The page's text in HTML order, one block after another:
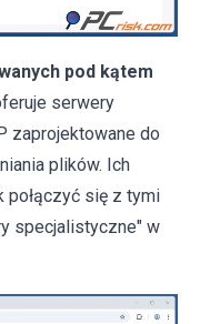
pod kątem
serwery
zaprojektowane do
plików. Ich
połączyć się z tymi
specjalistyczne" w